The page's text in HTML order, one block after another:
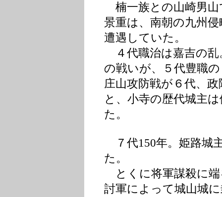
楠一族との山崎男山
景重は、南朝の九州
遭遇していた。
４代職治は嘉吉の乱
の戦いが、５代豊職
庄山攻防戦が６代、
と、小寺の歴代城主
た。
７代150年。姫路城
た。
とくに将軍謀殺に端
討軍によって城山城